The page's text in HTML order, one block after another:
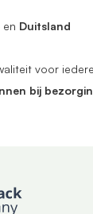
en Duitsland
voor
bij